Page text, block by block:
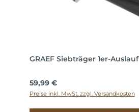
GRAEF Siebträger 1er-Auslauf
Regulärer Preis:
59,99 €
Preise inkl. MwSt. zzgl. Versandkosten